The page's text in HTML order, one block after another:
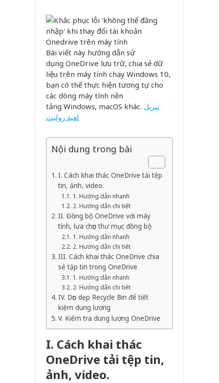
Bài viết này hướng dẫn sử
dụng OneDrive lưu trữ, chia sẻ dữ
liệu trên máy tính chạy Windows 10,
bạn có thể thực hiện tương tự cho
các dòng máy tính nền
tảng Windows, macOS khác. تنزيل
لعبة روليت
Nội dung trong bài
I. Cách khai thác OneDrive tải tệp
tin, ảnh, video.
1. Hướng dẫn nhanh
2. Hướng dẫn chi tiết
II. Đồng bộ OneDrive với máy
tính, lựa chọn thư mục đồng bộ
1. Hướng dẫn nhanh
2. Hướng dẫn chi tiết
III. Cách khai thác OneDrive chia
sẻ tập tin trong OneDrive
1. Hướng dẫn nhanh
2. Hướng dẫn chi tiết
IV. Dọn dẹp Recycle Bin để tiết
kiệm dung lượng
V. Kiểm tra dung lượng OneDrive
I. Cách khai thác
OneDrive tải tệp tin,
ảnh, video.